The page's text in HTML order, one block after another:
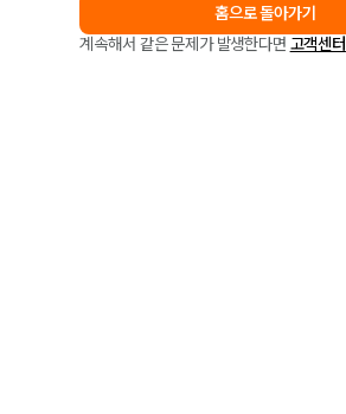
홈으로 돌아가기
계속해서 같은 문제가 발생한다면 고객센터